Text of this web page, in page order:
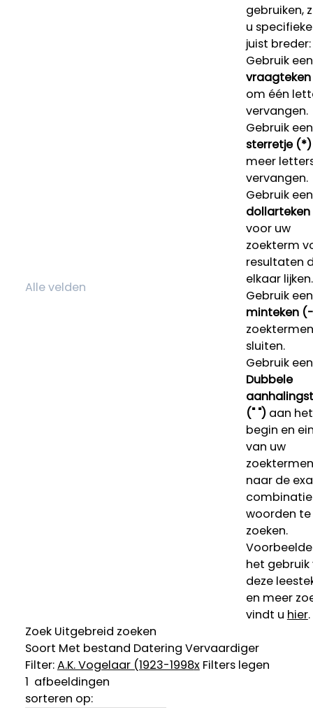
gebruiken,
u
juist breder:
Gebruik een
om één
vervangen.
Gebruik een
sterretje (*)
meer
vervangen.
Gebruik een
voor uw
zoekterm
resultaten
elkaar lijken.
Gebruik een
minteken
sluiten.
Gebruik een
Dubbele
(" ")aan het
begin en
van uw
naar de
woorden te
zoeken.
het gebruik
deze
en meer
vindt u hier.
Zoek Uitgebreid zoeken
Soort Met bestand Datering Vervaardiger
Filter:A.K. Vogelaar (1923-1998x Filters legen
1 afbeeldingen
sorteren op: